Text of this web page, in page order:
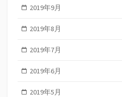
2019年9月
2019年8月
2019年7月
2019年6月
2019年5月